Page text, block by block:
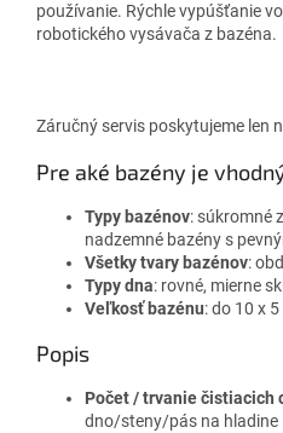
používanie. Rýchle vypúšťanie
robotického vysávača z bazéna.
Záručný servis poskytujeme len
Pre aké bazény je
Typy bazénov: súkromné
nadzemné bazény s
Všetky tvary bazénov:
Typy dna: rovné, mierne
Veľkosť bazénu: do 10 x 5
Popis
Počet / trvanie čistiacich
dno/steny/pás na hladine